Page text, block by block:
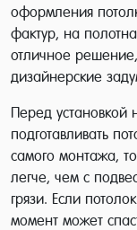
оформления
фактур, на
отличное
дизайнерские
Перед установкой
подготавливать
самого монтажа,
легче, чем с
грязи. Если
момент может